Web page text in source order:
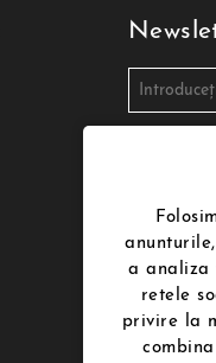
personale
poenari.ro
rugam sa
contact
a analiza
retele
privire la